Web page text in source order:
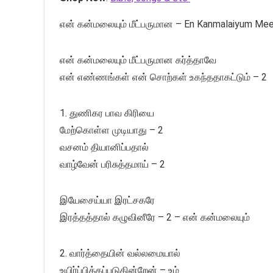
என் கன்மலையும் மீட்பருமான – En Kanmalaiyum
என் கன்மலையும் மீட்பருமான கர்த்தாவே
என் எண்ணங்கள் என் சொற்கள் உகந்ததாகட்டும் – 2
1. துணிகர பாவ கிரியை
மேற்கொள்ள முடியாது – 2
வசனம் தியானிப்பதால்
வாழ்வேன் பரிசுத்தமாய் – 2
இயேசைய்யா இரட்சகரே
இரத்தத்தால் கழுவினீரே – 2 – என் கன்மலையும்
2. வார்த்தையின் வல்லமையால்
உயிர்ப்பிக்கப்படுகின்றேன் – உம்